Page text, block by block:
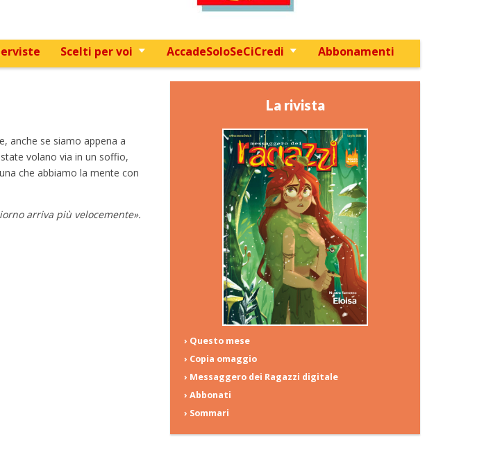
Skip to contentScelti per voi AccadeSoloSeCiCredi Abbonamenti
anche se siamo appena a
volano via in un soffio,
che abbiamo la mente con
arriva più velocemente».
La rivista
› Questo mese
› Copia omaggio
› Messaggero dei Ragazzi digitale
› Abbonati
› Sommari